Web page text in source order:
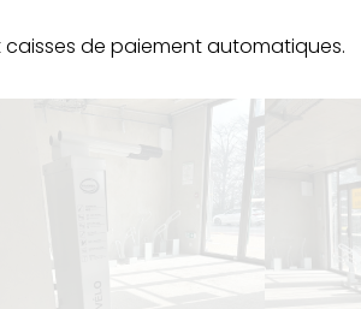
caisses de paiement automatiques.